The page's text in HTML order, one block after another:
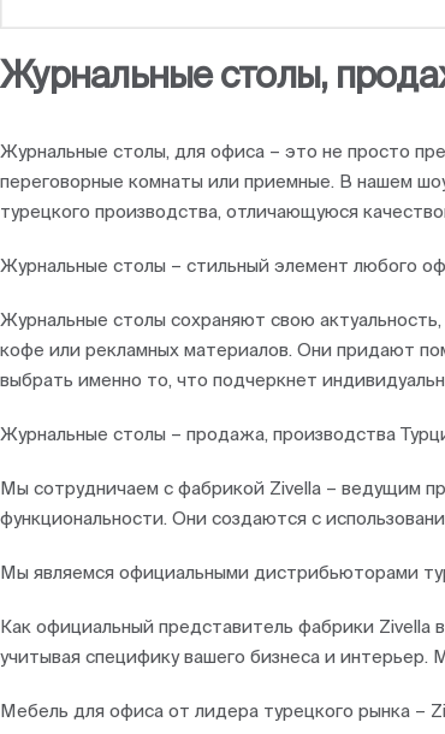
Журнальные столы,
Журнальные столы, для офиса – это не просто
переговорные комнаты или приемные. В нашем
турецкого производства, отличающуюся
Журнальные столы – стильный элемент любого
Журнальные столы сохраняют свою
кофе или рекламных материалов. Они придают
выбрать именно то, что подчеркнет
Журнальные столы – продажа, производства
Мы сотрудничаем с фабрикой Zivella – ведущим
функциональности. Они создаются с
Мы являемся официальными дистрибьюторами
Как официальный представитель фабрики Zivella
учитывая специфику вашего бизнеса и
Мебель для офиса от лидера турецкого рынка –